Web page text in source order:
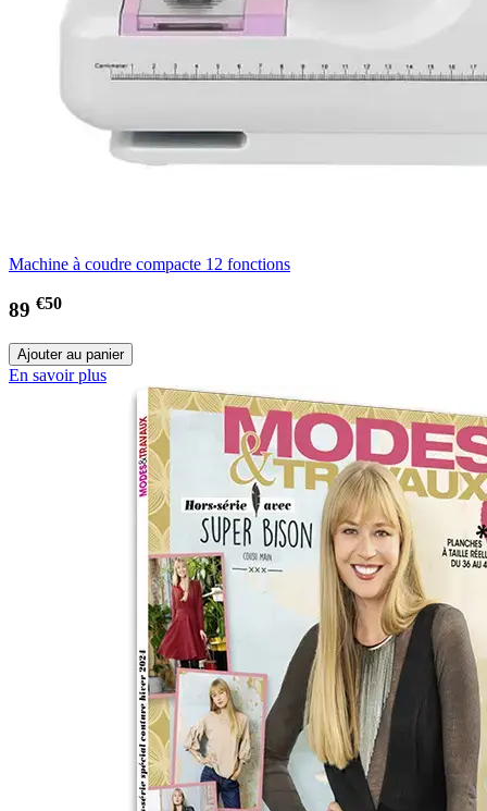
Machine à coudre compacte 12 fonctions
89 €50
En savoir plus